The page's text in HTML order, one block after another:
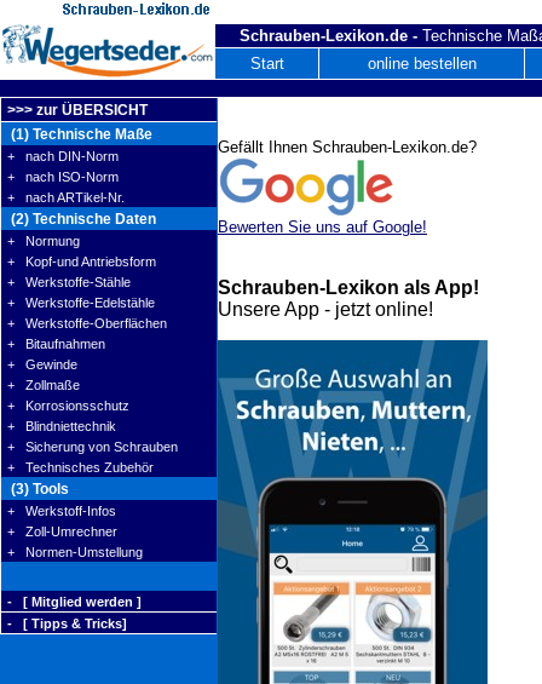
Schrauben-Lexikon.de - Technische
Start
online bestellen
>>> zur ÜBERSICHT
(1) Technische Maße
+ nach DIN-Norm
+ nach ISO-Norm
+ nach ARTikel-Nr.
(2) Technische Daten
+ Normung
+ Kopf-und Antriebsform
+ Werkstoffe-Stähle
+ Werkstoffe-Edelstähle
+ Werkstoffe-Oberflächen
+ Bitaufnahmen
+ Gewinde
+ Zollmaße
+ Korrosionsschutz
+ Blindniettechnik
+ Sicherung von Schrauben
+ Technisches Zubehör
(3) Tools
+ Werkstoff-Infos
+ Zoll-Umrechner
+ Normen-Umstellung
- [ Mitglied werden ]
- [ Tipps & Tricks]
Gefällt Ihnen Schrauben-Lexikon.de?
Bewerten Sie uns auf Google!
Schrauben-Lexikon als App!
Unsere App - jetzt online!